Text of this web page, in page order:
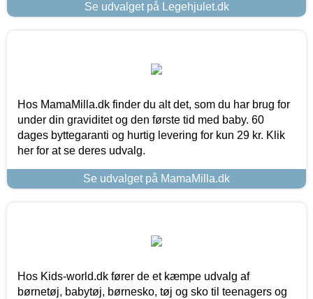
Se udvalget på Legehjulet.dk
Hos MamaMilla.dk finder du alt det, som du har brug for
under din graviditet og den første tid med baby. 60
dages byttegaranti og hurtig levering for kun 29 kr. Klik
her for at se deres udvalg.
Se udvalget på MamaMilla.dk
Hos Kids-world.dk fører de et kæmpe udvalg af
børnetøj, babytøj, børnesko, tøj og sko til teenagers og